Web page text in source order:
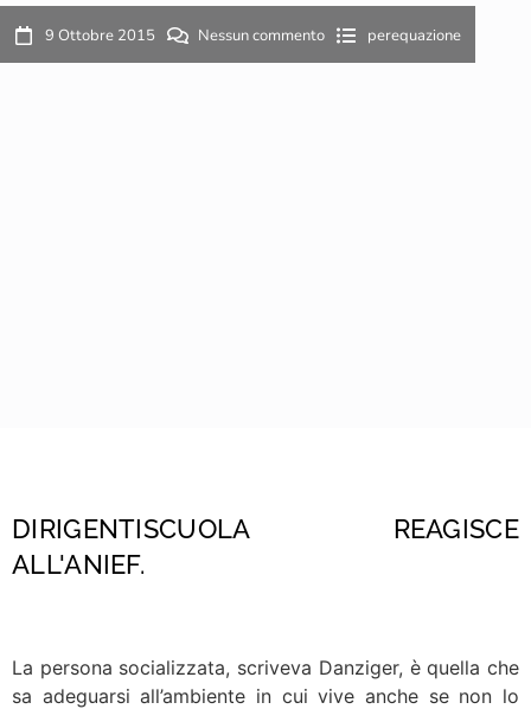
9 Ottobre 2015 Nessun commento perequazione
DIRIGENTISCUOLA REAGISCE
ALL'ANIEF.
La persona socializzata, scriveva Danziger, è quella che
sa adeguarsi all’ambiente in cui vive anche se non lo